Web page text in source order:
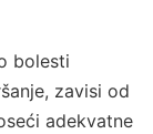
bolesti
zavisi od
adekvatne